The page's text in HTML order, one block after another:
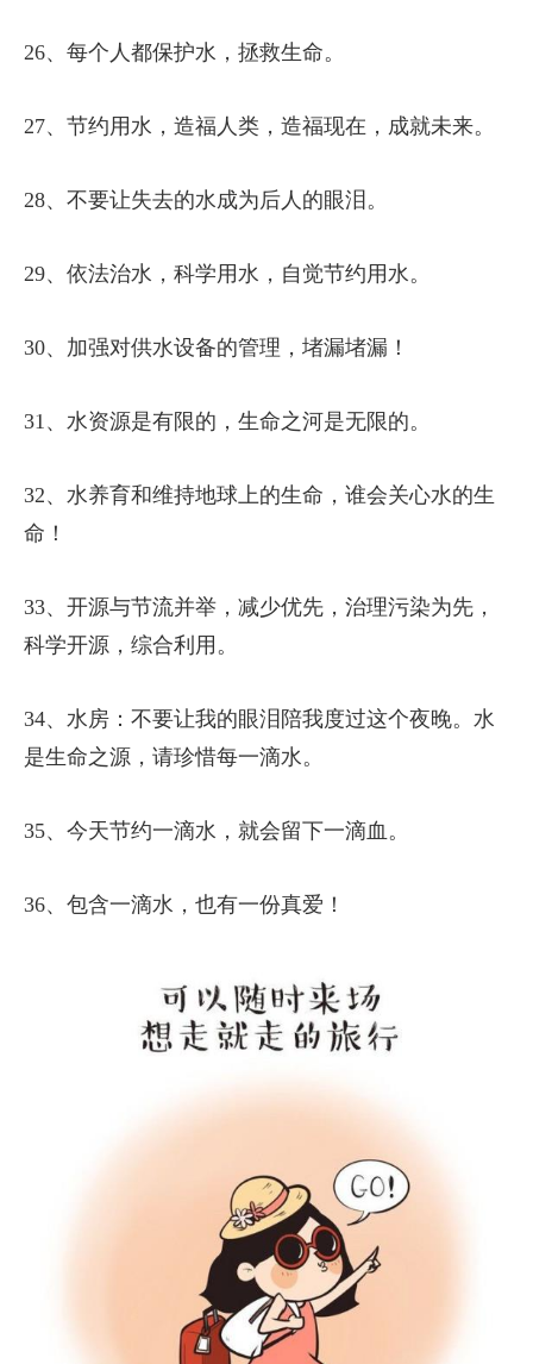
26、每个人都保护水，拯救生命。
27、节约用水，造福人类，造福现在，成就未来。
28、不要让失去的水成为后人的眼泪。
29、依法治水，科学用水，自觉节约用水。
30、加强对供水设备的管理，堵漏堵漏！
31、水资源是有限的，生命之河是无限的。
32、水养育和维持地球上的生命，谁会关心水的生
命！
33、开源与节流并举，减少优先，治理污染为先，
科学开源，综合利用。
34、水房：不要让我的眼泪陪我度过这个夜晚。水
是生命之源，请珍惜每一滴水。
35、今天节约一滴水，就会留下一滴血。
36、包含一滴水，也有一份真爱！